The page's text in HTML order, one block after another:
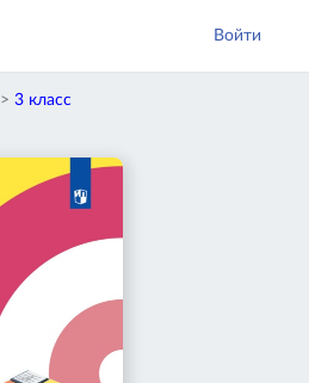
Войти
>3 класс